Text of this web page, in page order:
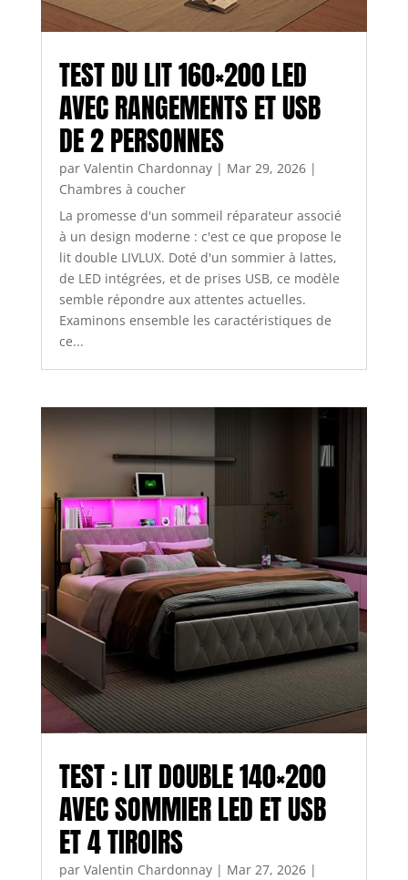
TEST DU LIT 160×200 LED
AVEC RANGEMENTS ET USB
DE 2 PERSONNES
par Valentin Chardonnay| Mar 29, 2026|
Chambres à coucher
La promesse d'un sommeil réparateur associé
à un design moderne : c'est ce que propose le
lit double LIVLUX. Doté d'un sommier à lattes,
de LED intégrées, et de prises USB, ce modèle
semble répondre aux attentes actuelles.
Examinons ensemble les caractéristiques de
ce...
TEST : LIT DOUBLE 140×200
AVEC SOMMIER LED ET USB
ET 4 TIROIRS
par Valentin Chardonnay| Mar 27, 2026|